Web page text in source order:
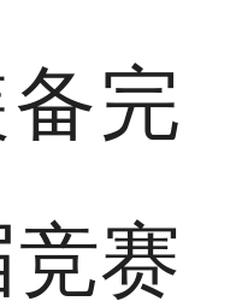
完
赛